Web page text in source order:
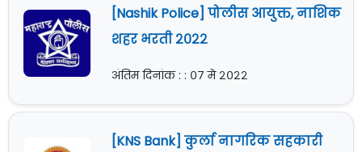
[Nashik Police] पोलीस आयुक्त, नाशिक
शहर भरती २०२२
अंतिम दिनांक : : ०७ मे २०२२
[KNS Bank] कुर्ला नागरिक सहकारी